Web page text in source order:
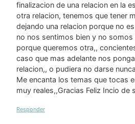
finalizacion de una relacion en la
otra relacion, tenemos que tener
dejando una relacion porque no
no nos sentimos bien y no somos
porque queremos otra,,
caso que mas adelante nos
relacion,, o pudiera no darse nunca
Me encanta los temas que tocas
muy reales,,Gracias Feliz Incio de
Responder